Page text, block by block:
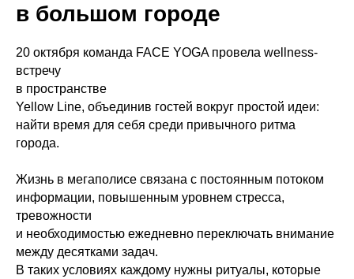
в большом городе
20 октября команда FACE YOGA провела wellness-
встречу
в пространстве
Yellow Line, объединив гостей вокруг простой идеи:
найти время для себя среди привычного ритма
города.
Жизнь в мегаполисе связана с постоянным потоком
информации, повышенным уровнем стресса,
тревожности
и необходимостью ежедневно переключать внимание
между десятками задач.
В таких условиях каждому нужны ритуалы, которые